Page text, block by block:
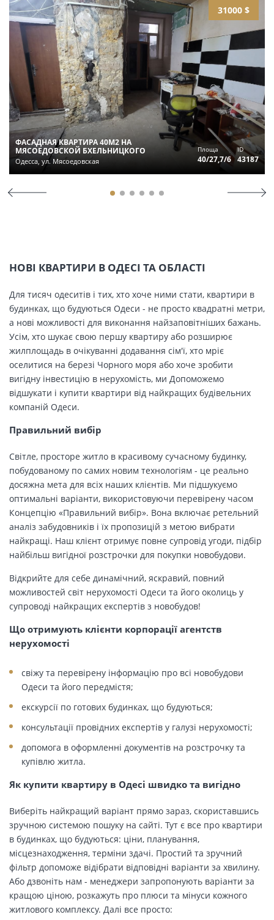
31000 $
ФАСАДНАЯ КВАРТИРА 40М2 НА
МЯСОЕДОВСКОЙ БХЕЛЬНИЦКОГО
Одесса, ул. Мясоедовская
Площа
40/27,7/6
ID
43187
НОВІ КВАРТИРИ В ОДЕСІ ТА ОБЛАСТІ
Для тисяч одеситів і тих, хто хоче ними стати, квартири в
будинках, що будуються Одеси - не просто квадратні метри,
а нові можливості для виконання найзаповітніших бажань.
Усім, хто шукає свою першу квартиру або розширює
жилплощадь в очікуванні додавання сім'ї, хто мріє
оселитися на березі Чорного моря або хоче зробити
вигідну інвестицію в нерухомість, ми Допоможемо
відшукати і купити квартири від найкращих будівельних
компаній Одеси.
Правильний вибір
Світле, просторе житло в красивому сучасному будинку,
побудованому по самих новим технологіям - це реально
досяжна мета для всіх наших клієнтів. Ми підшукуємо
оптимальні варіанти, використовуючи перевірену часом
Концепцію «Правильний вибір». Вона включає ретельний
аналіз забудовників і їх пропозицій з метою вибрати
найкращі. Наш клієнт отримує повне супровід угоди, підбір
найбільш вигідної розстрочки для покупки новобудови.
Відкрийте для себе динамічний, яскравий, повний
можливостей світ нерухомості Одеси та його околиць у
супроводі найкращих експертів з новобудов!
Що отримують клієнти корпорації агентств
нерухомості
свіжу та перевірену інформацію про всі новобудови
Одеси та його передмістя;
екскурсії по готових будинках, що будуються;
консультації провідних експертів у галузі нерухомості;
допомога в оформленні документів на розстрочку та
купівлю житла.
Як купити квартиру в Одесі швидко та вигідно
Виберіть найкращий варіант прямо зараз, скориставшись
зручною системою пошуку на сайті. Тут є все про квартири
в будинках, що будуються: ціни, планування,
місцезнаходження, терміни здачі. Простий та зручний
фільтр допоможе відібрати відповідні варіанти за хвилину.
Або дзвоніть нам - менеджери запропонують варіанти за
кращою ціною, розкажуть про плюси та мінуси кожного
житлового комплексу. Далі все просто: